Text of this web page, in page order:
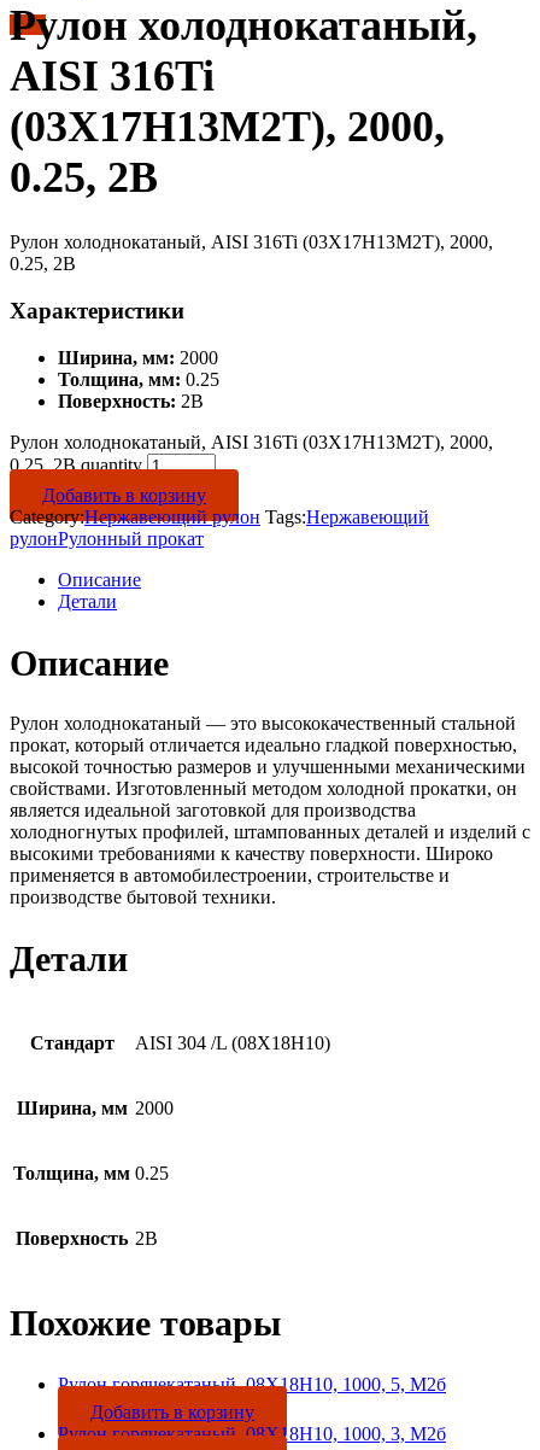
Рулон холоднокатаный,
AISI 316Ti
(03Х17Н13М2Т), 2000,
0.25, 2B
Рулон холоднокатаный, AISI 316Ti (03Х17Н13М2Т), 2000,
0.25, 2B
Характеристики
Ширина, мм: 2000
Толщина, мм: 0.25
Поверхность: 2B
Рулон холоднокатаный, AISI 316Ti (03Х17Н13М2Т), 2000,
0.25, 2B quantity
Добавить в корзину
Category:Нержавеющий рулон Tags:Нержавеющий
рулонРулонный прокат
Описание
Детали
Описание
Рулон холоднокатаный — это высококачественный стальной
прокат, который отличается идеально гладкой поверхностью,
высокой точностью размеров и улучшенными механическими
свойствами. Изготовленный методом холодной прокатки, он
является идеальной заготовкой для производства
холодногнутых профилей, штампованных деталей и изделий с
высокими требованиями к качеству поверхности. Широко
применяется в автомобилестроении, строительстве и
производстве бытовой техники.
Детали
Стандарт AISI 304 /L (08Х18Н10)
Ширина, мм 2000
Толщина, мм 0.25
Поверхность 2B
Похожие товары
Рулон горячекатаный, 08Х18Н10, 1000, 5, М2б
Добавить в корзину
Рулон горячекатаный, 08Х18Н10, 1000, 3, М2б